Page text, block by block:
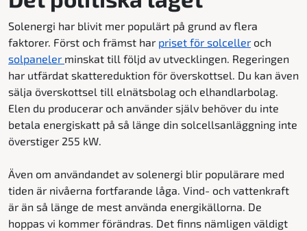
Solenergi har blivit mer populärt på grund av flera
faktorer. Först och främst har priset för solceller och
solpaneler minskat till följd av utvecklingen. Regeringen
har utfärdat skattereduktion för överskottsel. Du kan även
sälja överskottsel till elnätsbolag och elhandlarbolag.
Elen du producerar och använder själv behöver du inte
betala energiskatt på så länge din solcellsanläggning inte
överstiger 255 kW.
Även om användandet av solenergi blir populärare med
tiden är nivåerna fortfarande låga. Vind- och vattenkraft
är än så länge de mest använda energikällorna. De
hoppas vi kommer förändras. Det finns nämligen väldigt